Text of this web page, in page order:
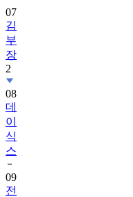
07
김
부
장
2
08
데
이
식
스
09
전